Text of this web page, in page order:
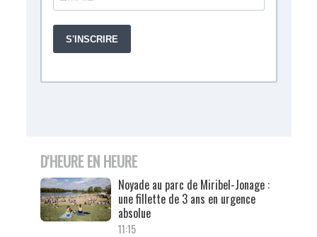
D'HEURE EN HEURE
Noyade au parc de Miribel-Jonage :
une fillette de 3 ans en urgence
absolue
11:15